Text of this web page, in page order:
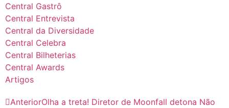
Central Gastrô
Central Entrevista
Central da Diversidade
Central Celebra
Central Bilheterias
Central Awards
Artigos
AnteriorOlha a treta! Diretor de Moonfall detona Não